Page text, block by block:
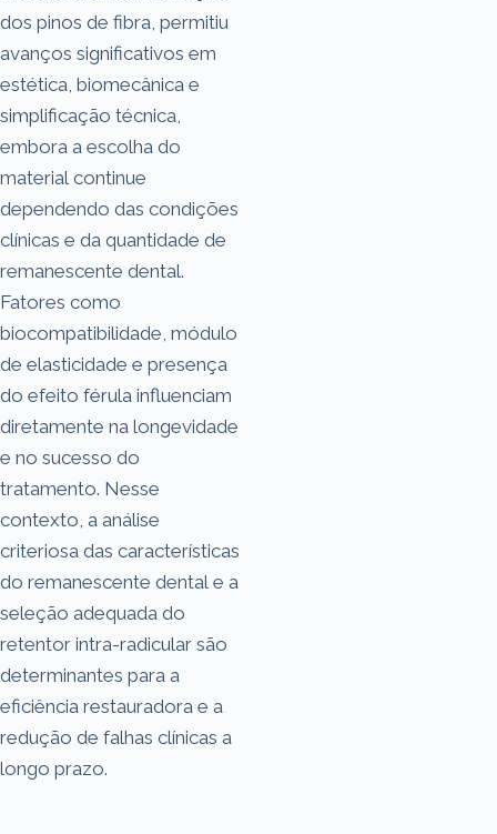
dos pinos de fibra, permitiu
avanços significativos em
estética, biomecânica e
simplificação técnica,
embora a escolha do
material continue
dependendo das condições
clínicas e da quantidade de
remanescente dental.
Fatores como
biocompatibilidade, módulo
de elasticidade e presença
do efeito férula influenciam
diretamente na longevidade
e no sucesso do
tratamento. Nesse
contexto, a análise
criteriosa das características
do remanescente dental e a
seleção adequada do
retentor intra-radicular são
determinantes para a
eficiência restauradora e a
redução de falhas clínicas a
longo prazo.